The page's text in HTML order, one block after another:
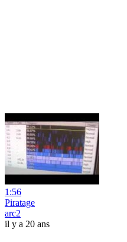
1:56
Piratage
arc2
il y a 20 ans